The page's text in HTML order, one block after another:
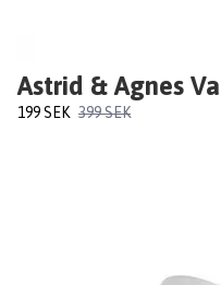
Astrid & Agnes
199 SEK 399 SEK